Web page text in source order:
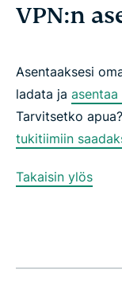
VPN:n
Asentaaksesi
ladata ja
Tarvitsetko apua?
tukitiimiin
Takaisin ylös